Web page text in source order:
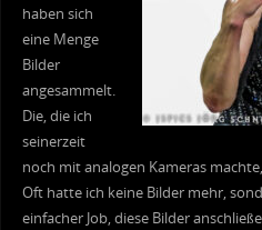
haben sich
eine Menge
Bilder
angesammelt.
Die, die ich
seinerzeit
noch mit analogen Kameras
Oft hatte ich keine Bilder mehr,
einfacher Job, diese Bilder